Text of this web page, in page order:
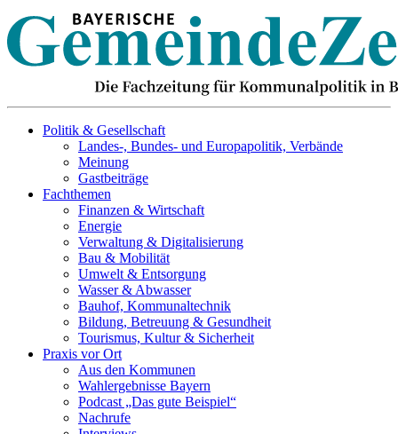
Politik & Gesellschaft
Landes-, Bundes- und Europapolitik, Verbände
Meinung
Gastbeiträge
Fachthemen
Finanzen & Wirtschaft
Energie
Verwaltung & Digitalisierung
Bau & Mobilität
Umwelt & Entsorgung
Wasser & Abwasser
Bauhof, Kommunaltechnik
Bildung, Betreuung & Gesundheit
Tourismus, Kultur & Sicherheit
Praxis vor Ort
Aus den Kommunen
Wahlergebnisse Bayern
Podcast „Das gute Beispiel“
Nachrufe